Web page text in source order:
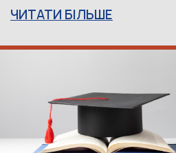
ЧИТАТИ БІЛЬШЕ